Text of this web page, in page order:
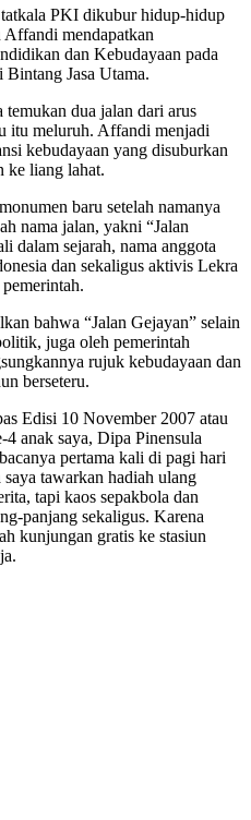
tatkala PKI dikubur hidup-hidup
mendapatkan
dan Kebudayaan pada
Bintang Jasa Utama.
dua jalan dari arus
itu meluruh. Affandi menjadi
kebudayaan yang disuburkan
ke liang lahat.
baru setelah namanya
nama jalan, yakni “Jalan
dalam sejarah, nama anggota
dan sekaligus aktivis Lekra
bahwa “Jalan Gejayan” selain
juga oleh pemerintah
rujuk kebudayaan dan
berseteru.
Edisi 10 November 2007 atau
4 anak saya, Dipa Pinensula
pertama kali di pagi hari
tawarkan hadiah ulang
tapi kaos sepakbola dan
panjang sekaligus. Karena
kunjungan gratis ke stasiun